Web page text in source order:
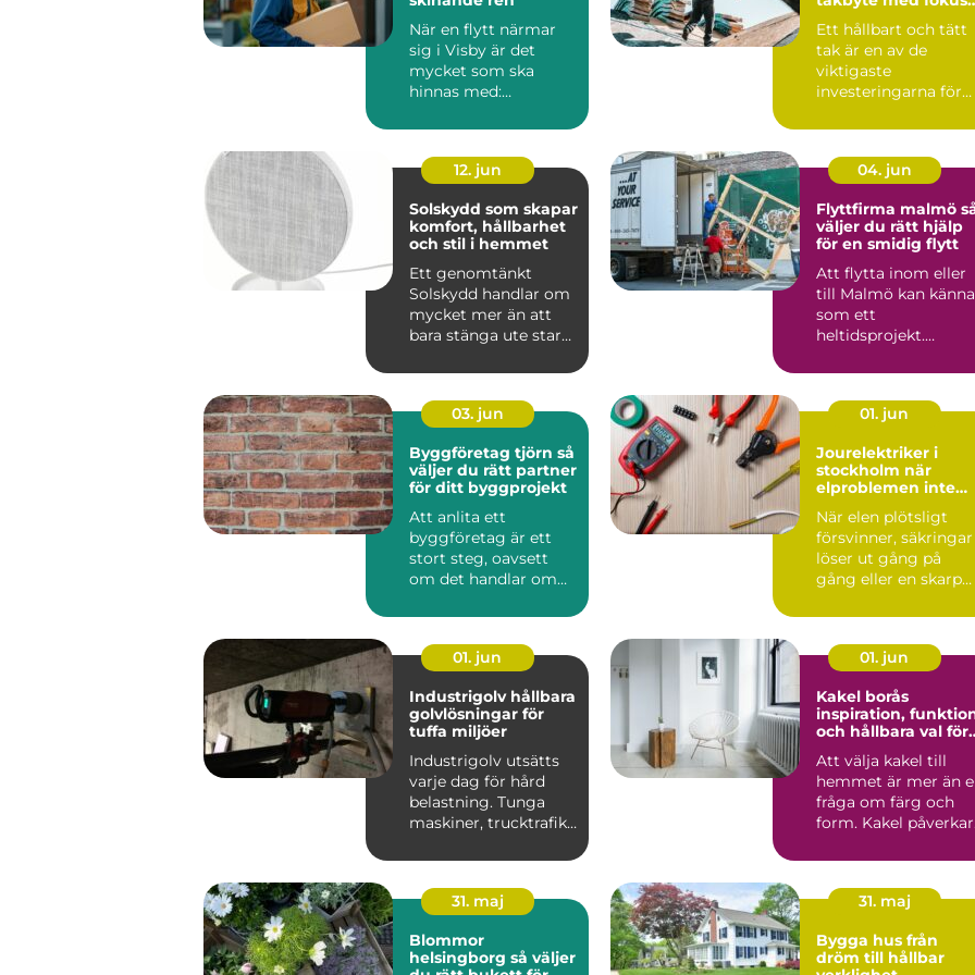
När en flytt närmar
sig i Visby är det
mycket som ska
hinnas med:
adressändring,
flyttfirm...
hållbarhet
Ett hållbart och tätt
tak är en av de
viktigaste
investeringarna för
fastigheter. När t...
12. jun
Solskydd som skapar
komfort, hållbarhet
och stil i hemmet
Ett genomtänkt
Solskydd handlar om
mycket mer än att
bara stänga ute starkt
ka...
04. jun
Flyttfirma malmö så
väljer du rätt hjälp
för en smidig flytt
Att flytta inom eller
till Malmö kan
som ett
heltidsprojekt.
möbler, hissbok...
03. jun
Byggföretag tjörn så
väljer du rätt partner
för ditt byggprojekt
Att anlita ett
byggföretag är ett
stort steg, oavsett
om det handlar om
eller e...
01. jun
Jourelektriker i
stockholm när
elproblemen inte
När elen plötsligt
försvinner, säkringar
löser ut gång på
gång eller en skarp
sig...
01. jun
Industrigolv hållbara
golvlösningar för
tuffa miljöer
Industrigolv utsätts
varje dag för hård
belastning. Tunga
maskiner, trucktrafik,
01. jun
Kakel borås
inspiration,
och hållbara val för
Att välja kakel till
hemmet är mer än
fråga om färg och
form. Kakel påverkar
...
31. maj
Blommor
helsingborg så väljer
31. maj
Bygga hus från
dröm till hållbar